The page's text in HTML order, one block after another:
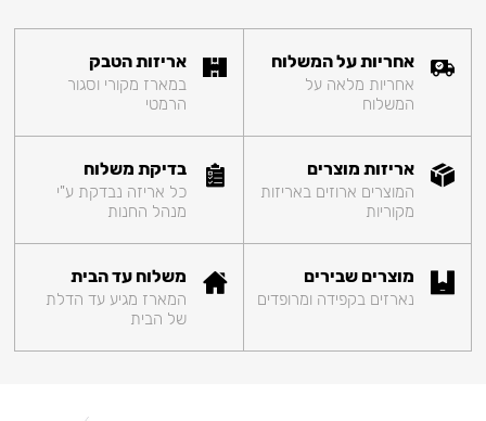
אחריות על המשלוח
אחריות מלאה על
המשלוח
אריזות הטבק
במארז מקורי וסגור
הרמטי
אריזות מוצרים
המוצרים ארוזים באריזות
מקוריות
בדיקת משלוח
כל אריזה נבדקת ע"י
מנהל החנות
מוצרים שבירים
נארזים בקפידה ומרופדים
משלוח עד הבית
המארז מגיע עד הדלת
של הבית